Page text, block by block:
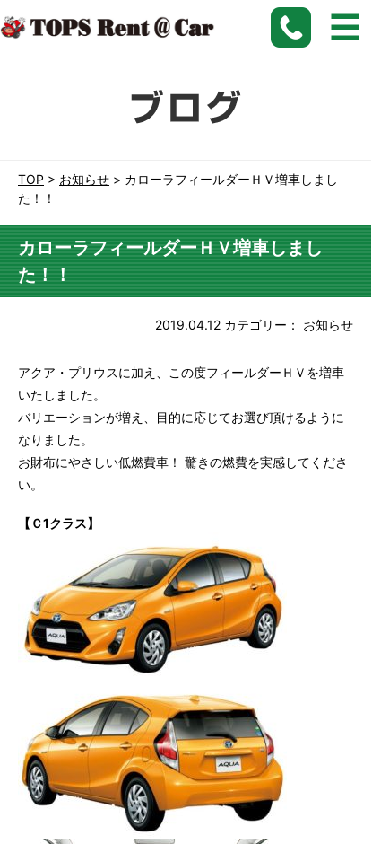
愛知、名古屋、刈谷で長期格安レンタカーなら【トップスレンタカー】にお任せ下さい。
TOP > お知らせ > カローラフィールダーＨＶ増車しまし
た！！
カローラフィールダーＨＶ増車しまし
た！！
2019.04.12 カテゴリー： お知らせ
アクア・プリウスに加え、この度フィールダーＨＶを増車
いたしました。
バリエーションが増え、目的に応じてお選び頂けるように
なりました。
お財布にやさしい低燃費車！ 驚きの燃費を実感してくださ
い。
【Ｃ1クラス】